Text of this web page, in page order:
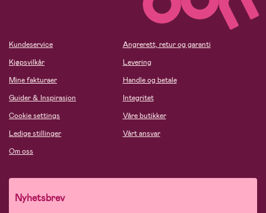
Kundeservice
Kjøpsvilkår
Mine fakturaer
Guider & Inspirasjon
Cookie settings
Ledige stillinger
Om oss
Angrerett, retur og garanti
Levering
Handle og betale
Integritet
Våre butikker
Vårt ansvar
Nyhetsbrev